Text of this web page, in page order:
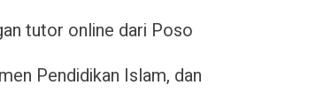
tutor online dari Poso
Pendidikan Islam, dan